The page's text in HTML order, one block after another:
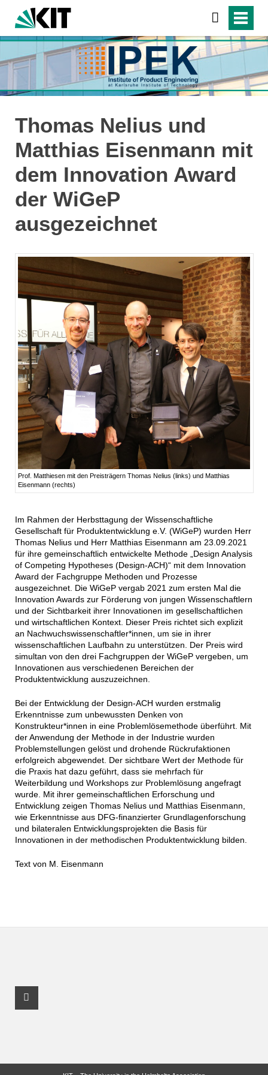
Thomas Nelius und
Matthias Eisenmann mit
dem Innovation Award
der WiGeP
ausgezeichnet
Prof. Matthiesen mit den Preisträgern Thomas Nelius (links) und Matthias
Eisenmann (rechts)
Im Rahmen der Herbsttagung der Wissenschaftliche
Gesellschaft für Produktentwicklung e.V. (WiGeP) wurden Herr
Thomas Nelius und Herr Matthias Eisenmann am 23.09.2021
für ihre gemeinschaftlich entwickelte Methode „ Design Analysis
of Competing Hypotheses (Design-ACH)“ mit dem Innovation
Award der Fachgruppe Methoden und Prozesse
ausgezeichnet. Die WiGeP vergab 2021 zum ersten Mal die
Innovation Awards zur Förderung von jungen Wissenschaftlern
und der Sichtbarkeit ihrer Innovationen im gesellschaftlichen
und wirtschaftlichen Kontext. Dieser Preis richtet sich explizit
an Nachwuchswissenschaftler*innen, um sie in ihrer
wissenschaftlichen Laufbahn zu unterstützen. Der Preis wird
simultan von den drei Fachgruppen der WiGeP vergeben, um
Innovationen aus verschiedenen Bereichen der
Produktentwicklung auszuzeichnen.
Bei der Entwicklung der Design-ACH wurden erstmalig
Erkenntnisse zum unbewussten Denken von
Konstrukteur*innen in eine Problemlösemethode überführt. Mit
der Anwendung der Methode in der Industrie wurden
Problemstellungen gelöst und drohende Rückrufaktionen
erfolgreich abgewendet. Der sichtbare Wert der Methode für
die Praxis hat dazu geführt, dass sie mehrfach für
Weiterbildung und Workshops zur Problemlösung angefragt
wurde. Mit ihrer gemeinschaftlichen Erforschung und
Entwicklung zeigen Thomas Nelius und Matthias Eisenmann,
wie Erkenntnisse aus DFG-finanzierter Grundlagenforschung
und bilateralen Entwicklungsprojekten die Basis für
Innovationen in der methodischen Produktentwicklung bilden.
Text von M. Eisenmann